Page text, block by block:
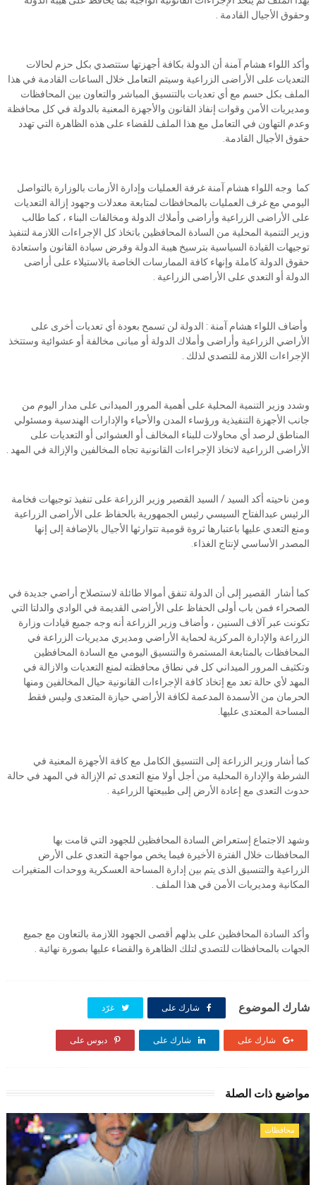
وحقوق الأجيال القادمة .
وأكد اللواء هشام آمنة أن الدولة بكافة أجهزتها ستتصدي بكل حزم لحالات
التعديات على الأراضى الزراعية وسيتم التعامل خلال الساعات القادمة في هذا
الملف بكل حسم مع أي تعديات بالتنسيق المباشر والتعاون بين المحافظات
ومديريات الأمن وقوات إنفاذ القانون والأجهزة المعنية بالدولة في كل محافظة
وعدم التهاون في التعامل مع هذا الملف للقضاء على هذه الظاهرة التي تهدد
حقوق الأجيال القادمة.
كما وجه اللواء هشام آمنة غرفة العمليات وإدارة الأزمات بالوزارة بالتواصل
اليومي مع غرف العمليات بالمحافظات لمتابعة معدلات وجهود إزالة التعديات
على الأراضى الزراعية وأراضى وأملاك الدولة ومخالفات البناء ، كما طالب
وزير التنمية المحلية من السادة المحافظين باتخاذ كل الإجراءات اللازمة لتنفيذ
توجيهات القيادة السياسية بترسيخ هيبة الدولة وفرض سيادة القانون واستعادة
حقوق الدولة كاملة وإنهاء كافة الممارسات الخاصة بالاستيلاء على أراضى
الدولة أو التعدي على الأراضى الزراعية .
وأضاف اللواء هشام آمنة : الدولة لن تسمح بعودة أي تعديات أخرى على
الأراضي الزراعية وأراضى وأملاك الدولة أو مبانى مخالفة أو عشوائية وستتخذ
الإجراءات اللازمة للتصدي لذلك .
وشدد وزير التنمية المحلية على أهمية المرور الميدانى على مدار اليوم من
جانب الأجهزة التنفيذية ورؤساء المدن والأحياء والإدارات الهندسية ومسئولي
المناطق لرصد أي محاولات للبناء المخالف أو العشوائى أو التعديات على
الأراضى الزراعية لاتخاذ الإجراءات القانونية تجاه المخالفين والإزالة في المهد .
ومن ناحيته أكد السيد / السيد القصير وزير الزراعة على تنفيذ توجيهات فخامة
الرئيس عبدالفتاح السيسي رئيس الجمهورية بالحفاظ على الأراضى الزراعية
ومنع التعدي عليها باعتبارها ثروة قومية تتوارثها الأجيال بالإضافة إلى إنها
المصدر الأساسي لإنتاج الغذاء.
كما أشار القصير إلى أن الدولة تنفق أموالا طائلة لاستصلاح أراضي جديدة في
الصحراء فمن باب أولى الحفاظ على الأراضى القديمة في الوادي والدلتا التي
تكونت عبر آلاف السنين ، وأضاف وزير الزراعة أنه وجه جميع قيادات وزارة
الزراعة والإدارة المركزية لحماية الأراضي ومديري مديريات الزراعة في
المحافظات بالمتابعة المستمرة والتنسيق اليومي مع السادة المحافظين
وتكثيف المرور الميداني كل في نطاق محافظته لمنع التعديات والازالة في
المهد لأي حالة تعد مع إتخاذ كافة الإجراءات القانونية حيال المخالفين ومنها
الحرمان من الأسمدة المدعمة لكافة الأراضي حيازة المتعدى وليس فقط
المساحة المعتدى عليها.
كما أشار وزير الزراعة إلى التنسيق الكامل مع كافة الأجهزة المعنية في
الشرطة والإدارة المحلية من أجل أولا منع التعدى ثم الإزالة في المهد في حالة
حدوث التعدى مع إعادة الأرض إلى طبيعتها الزراعية .
وشهد الاجتماع إستعراض السادة المحافظين للجهود التي قامت بها
المحافظات خلال الفترة الأخيرة فيما يخص مواجهة التعدي على الأرض
الزراعية والتنسيق الذى يتم بين إدارة المساحة العسكرية ووحدات المتغيرات
المكانية ومديريات الأمن في هذا الملف .
وأكد السادة المحافظين على بذلهم أقصى الجهود اللازمة بالتعاون مع جميع
الجهات بالمحافظات للتصدي لتلك الظاهرة والقضاء عليها بصورة نهائية .
شارك الموضوع شارك على غرّد
شارك على شارك على دبوس على
مواضيع ذات الصلة
محافظات